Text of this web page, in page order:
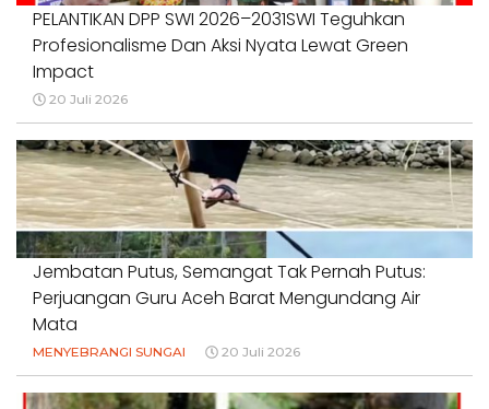
PELANTIKAN DPP SWI 2026–2031SWI Teguhkan
Profesionalisme Dan Aksi Nyata Lewat Green
Impact
20 Juli 2026
Jembatan Putus, Semangat Tak Pernah Putus:
Perjuangan Guru Aceh Barat Mengundang Air
Mata
MENYEBRANGI SUNGAI 20 Juli 2026